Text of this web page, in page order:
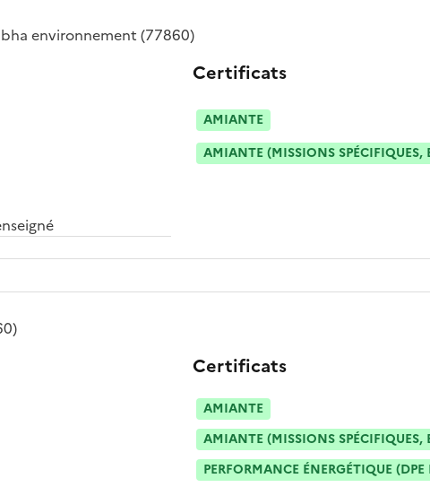
bha environnement (77860)
Certificats
AMIANTE
AMIANTE (MISSIONS SPÉCIFIQUES,
Certificats
AMIANTE
AMIANTE (MISSIONS SPÉCIFIQUES,
PERFORMANCE ÉNERGÉTIQUE